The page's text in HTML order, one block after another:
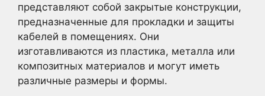
представляют собой закрытые конструкции,
предназначенные для прокладки и защиты
кабелей в помещениях. Они
изготавливаются из пластика, металла или
композитных материалов и могут иметь
различные размеры и формы.